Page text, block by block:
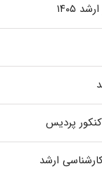
۱۴۰۵
پردیس
ارشد